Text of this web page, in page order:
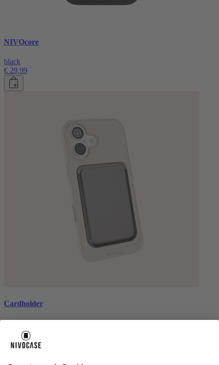
NIVOcore
black
€ 29,99
Cardholder
black
€ 26,99